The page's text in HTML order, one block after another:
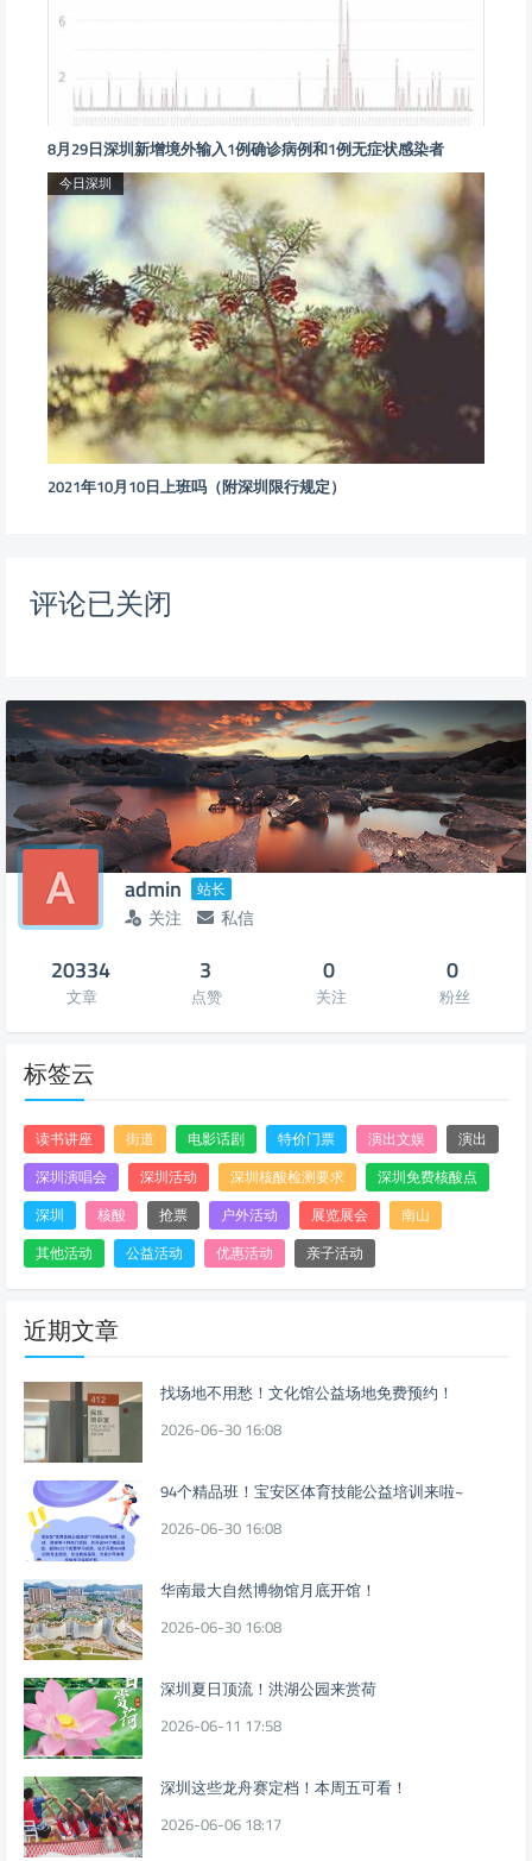
8月29日深圳新增境外输入1例确诊病例和1例无症状感染者
今日深圳
2021年10月10日上班吗（附深圳限行规定）
评论已关闭
admin 站长
关注 私信
20334
文章
3
点赞
0
关注
0
粉丝
标签云
读书讲座 街道 电影话剧 特价门票 演出文娱
演出
深圳演唱会
深圳活动 深圳核酸检测要求
深圳免费核酸点
深圳
核酸 抢票 户外活动 展览展会
南山
其他活动
公益活动 优惠活动 亲子活动
近期文章
找场地不用愁！文化馆公益场地免费预约！
2026-06-30 16:08
94个精品班！宝安区体育技能公益培训来啦~
2026-06-30 16:08
华南最大自然博物馆月底开馆！
2026-06-30 16:08
深圳夏日顶流！洪湖公园来赏荷
2026-06-11 17:58
深圳这些龙舟赛定档！本周五可看！
2026-06-06 18:17